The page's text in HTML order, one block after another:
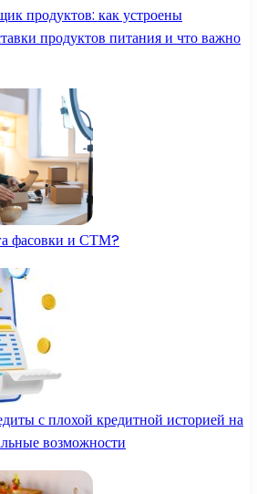
продуктов: как устроены
продуктов питания и что важно
фасовки и СТМ?
с плохой кредитной историей на
возможности